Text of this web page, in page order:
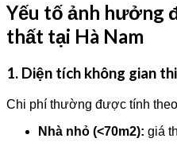
Yếu tố ảnh hưởng
thất tại Hà Nam
1. Diện tích không gian
Chi phí thường được tính
Nhà nhỏ (<70m2): giá